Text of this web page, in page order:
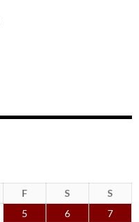
F S
S
5 6
7